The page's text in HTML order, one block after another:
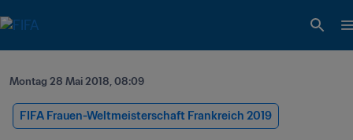
Montag 28 Mai 2018, 08:09
FIFA Frauen-Weltmeisterschaft Frankreich 2019